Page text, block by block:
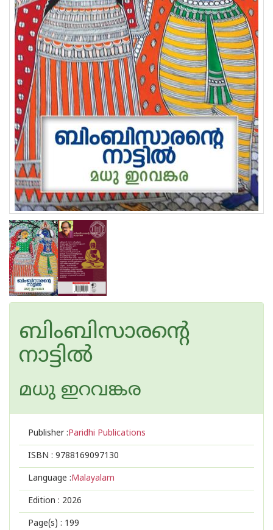
ബിംബിസാരന്റെ
നാട്ടിൽ
മധു ഇറവങ്കര
Publisher :Paridhi Publications
ISBN : 9788169097130
Language :Malayalam
Edition : 2026
Page(s) : 199